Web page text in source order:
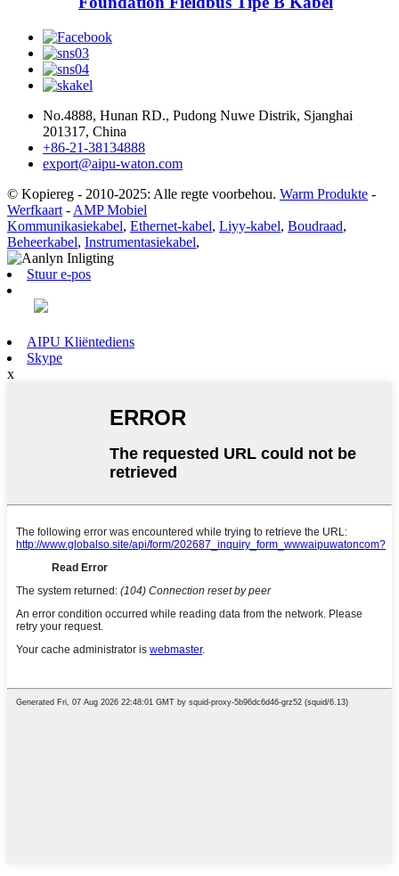
No.4888, Hunan RD., Pudong Nuwe Distrik, Sjanghai
201317, China
+86-21-38134888
export@aipu-waton.com
© Kopiereg - 2010-2025: Alle regte voorbehou. Warm Produkte -
Werfkaart - AMP Mobiel
Kommunikasiekabel, Ethernet-kabel, Liyy-kabel, Boudraad,
Beheerkabel, Instrumentasiekabel,
Stuur e-pos
AIPU Kliëntediens
Skype
x